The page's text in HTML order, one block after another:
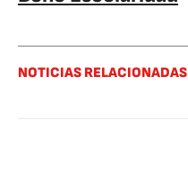
NOTICIAS RELACIONADAS